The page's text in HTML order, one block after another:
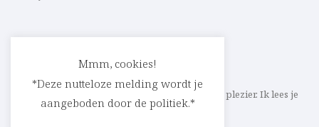
Schrijf ik straks mee aan jouw verhaal? Met veel plezier. Ik lees je
heel graag op
cedric@parlevink.be
Mmm, cookies!
*Deze nutteloze melding wordt je
aangeboden door de politiek.*